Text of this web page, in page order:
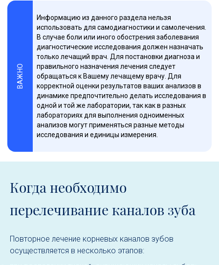
ВАЖНО
Информацию из данного раздела нельзя
использовать для самодиагностики и самолечения.
В случае боли или иного обострения заболевания
диагностические исследования должен назначать
только лечащий врач. Для постановки диагноза и
правильного назначения лечения следует
обращаться к Вашему лечащему врачу. Для
корректной оценки результатов ваших анализов в
динамике предпочтительно делать исследования в
одной и той же лаборатории, так как в разных
лабораториях для выполнения одноименных
анализов могут применяться разные методы
исследования и единицы измерения.
Когда необходимо
перелечивание каналов зуба
Повторное лечение корневых каналов зубов
осуществляется в несколько этапов: